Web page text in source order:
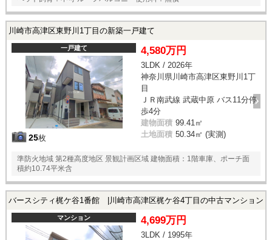
川崎市高津区東野川1丁目の新築一戸建て
一戸建て
25枚
4,580万円
3LDK / 2026年
神奈川県川崎市高津区東野川1丁
目
ＪＲ南武線 武蔵中原 バス11分停
歩4分
建物面積 99.41㎡
土地面積 50.34㎡ (実測)
準防火地域 第2種高度地区 景観計画区域 建物面積：1階車庫、ポーチ面
積約10.74平米含
バースシティ梶ケ谷1番館 |川崎市高津区梶ケ谷4丁目の中古マンション
マンション 4,699万円
3LDK / 1995年